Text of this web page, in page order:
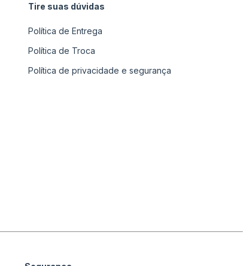
Tire suas dúvidas
Política de Entrega
Política de Troca
Política de privacidade e segurança